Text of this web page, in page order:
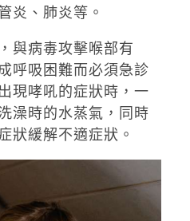
炎、肺炎等。
與病毒攻擊喉部有
呼吸困難而必須急診
現哮吼的症狀時，一
澡時的水蒸氣，同時
狀緩解不適症狀。